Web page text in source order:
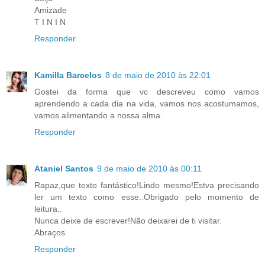
Amizade
T I N I N
Responder
Kamilla Barcelos 8 de maio de 2010 às 22:01
Gostei da forma que vc descreveu como vamos
aprendendo a cada dia na vida, vamos nos acostumamos,
vamos alimentando a nossa alma.
Responder
Ataniel Santos 9 de maio de 2010 às 00:11
Rapaz,que texto fantástico!Lindo mesmo!Estva precisando
ler um texto como esse..Obrigado pelo momento de
leitura..
Nunca deixe de escrever!Não deixarei de ti visitar.
Abraços.
Responder